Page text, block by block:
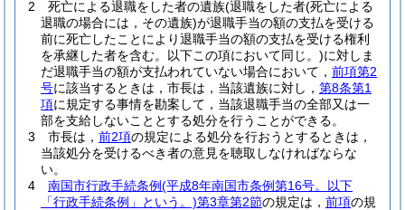
2
死亡による退職をした者の遺族(退職をした者(死亡による
退職の場合には，その遺族)が退職手当の額の支払を受ける
前に死亡したことにより退職手当の額の支払を受ける権利
を承継した者を含む。以下この項において同じ。)に対しま
だ退職手当の額が支払われていない場合において， 前項第2
号に該当するときは，市長は，当該遺族に対し， 第8条第1
項に規定する事情を勘案して，当該退職手当の全部又は一
部を支給しないこととする処分を行うことができる。
3
市長は， 前2項の規定による処分を行おうとするときは，
当該処分を受けるべき者の意見を聴取しなければならな
い。
4
南国市行政手続条例(平成8年南国市条例第16号。以下
「行政手続条例」という。)第3章第2節の規定は， 前項の規